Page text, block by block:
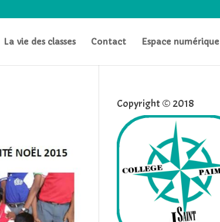
La vie des classes Contact Espace numérique
Copyright © 2018